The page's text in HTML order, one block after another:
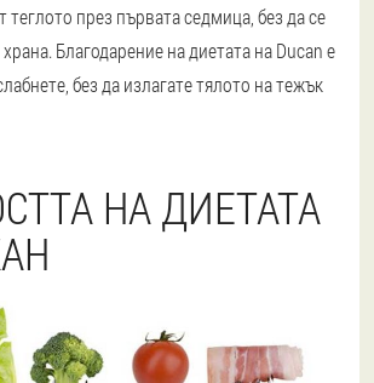
теглото през първата седмица, без да се
Благодарение на диетата на Ducan е
без да излагате тялото на тежък
НА ДИЕТАТА